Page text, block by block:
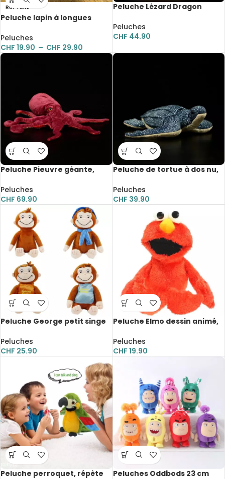
RUPTURE
Peluche lapin à longues
cm
Peluches
CHF 19.90 – CHF 29.90
Peluche Lézard Dragon
Peluches
CHF 44.90
Peluche Pieuvre géante,
animaux de mer, 85 cm
Peluches
CHF 69.90
Peluche de tortue à dos nu,
cm
Peluches
CHF 39.90
Peluche George petit singe
Peluches
CHF 25.90
Peluche Elmo dessin animé,
Peluches
CHF 19.90
Peluche perroquet, répète
Peluches Oddbods 23 cm